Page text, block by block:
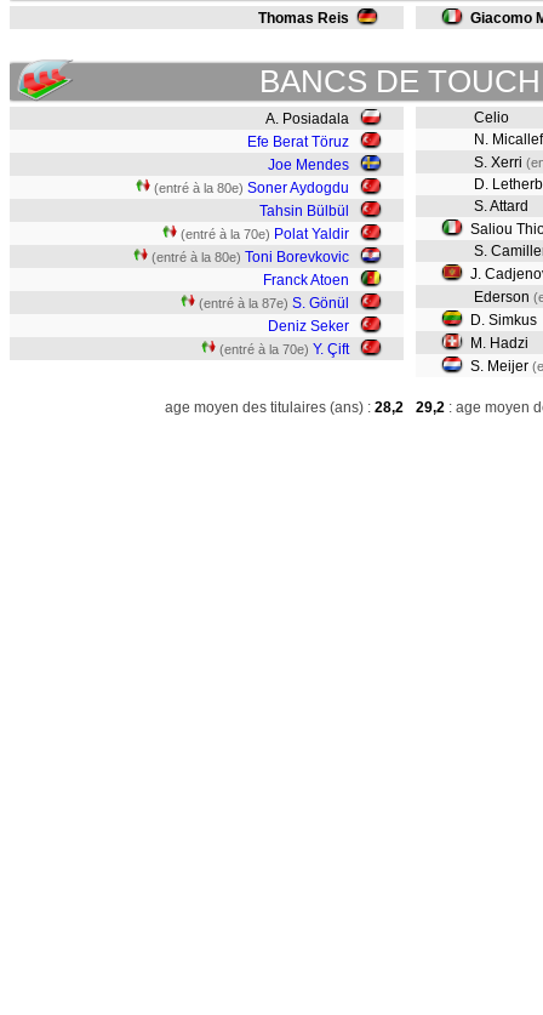
Thomas Reis Giacomo
BANCS DE
A. Posiadala
Efe Berat Töruz
Joe Mendes
(entré à la 80e) Soner Aydogdu
Tahsin Bülbül
(entré à la 70e) Polat Yaldir
(entré à la 80e) Toni Borevkovic
Franck Atoen
(entré à la 87e) S. Gönül
Deniz Seker
(entré à la 70e) Y. Çift
Celio
N. Micallef
S. Xerri
D.
S. Attard
Saliou
S.
J.
Ederson
D. Simkus
M. Hadzi
S. Meijer
age moyen des titulaires (ans) : 28,2 29,2 : age moyen